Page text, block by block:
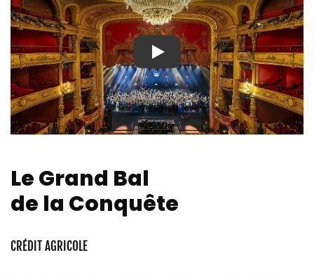
Play
Le Grand Bal
de la Conquête
CRÉDIT AGRICOLE